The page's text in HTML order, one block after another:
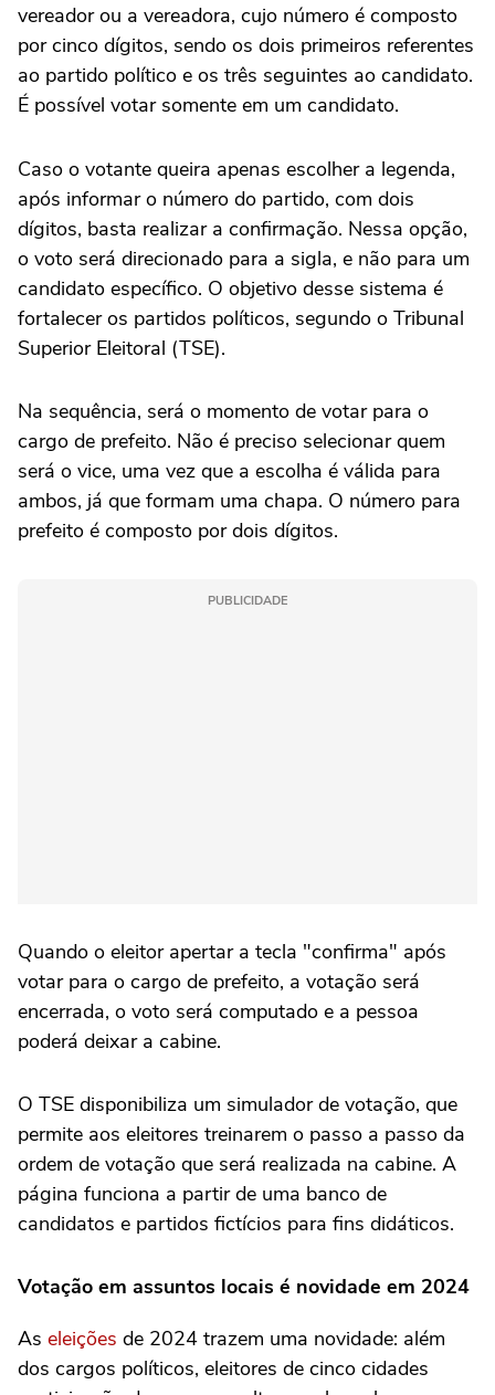
vereador ou a vereadora, cujo número é composto
por cinco dígitos, sendo os dois primeiros referentes
ao partido político e os três seguintes ao candidato.
É possível votar somente em um candidato.
Caso o votante queira apenas escolher a legenda,
após informar o número do partido, com dois
dígitos, basta realizar a confirmação. Nessa opção,
o voto será direcionado para a sigla, e não para um
candidato específico. O objetivo desse sistema é
fortalecer os partidos políticos, segundo o Tribunal
Superior Eleitoral (TSE).
Na sequência, será o momento de votar para o
cargo de prefeito. Não é preciso selecionar quem
será o vice, uma vez que a escolha é válida para
ambos, já que formam uma chapa. O número para
prefeito é composto por dois dígitos.
PUBLICIDADE
Quando o eleitor apertar a tecla "confirma" após
votar para o cargo de prefeito, a votação será
encerrada, o voto será computado e a pessoa
poderá deixar a cabine.
O TSE disponibiliza um simulador de votação, que
permite aos eleitores treinarem o passo a passo da
ordem de votação que será realizada na cabine. A
página funciona a partir de uma banco de
candidatos e partidos fictícios para fins didáticos.
Votação em assuntos locais é novidade em 2024
As eleições de 2024 trazem uma novidade: além
dos cargos políticos, eleitores de cinco cidades